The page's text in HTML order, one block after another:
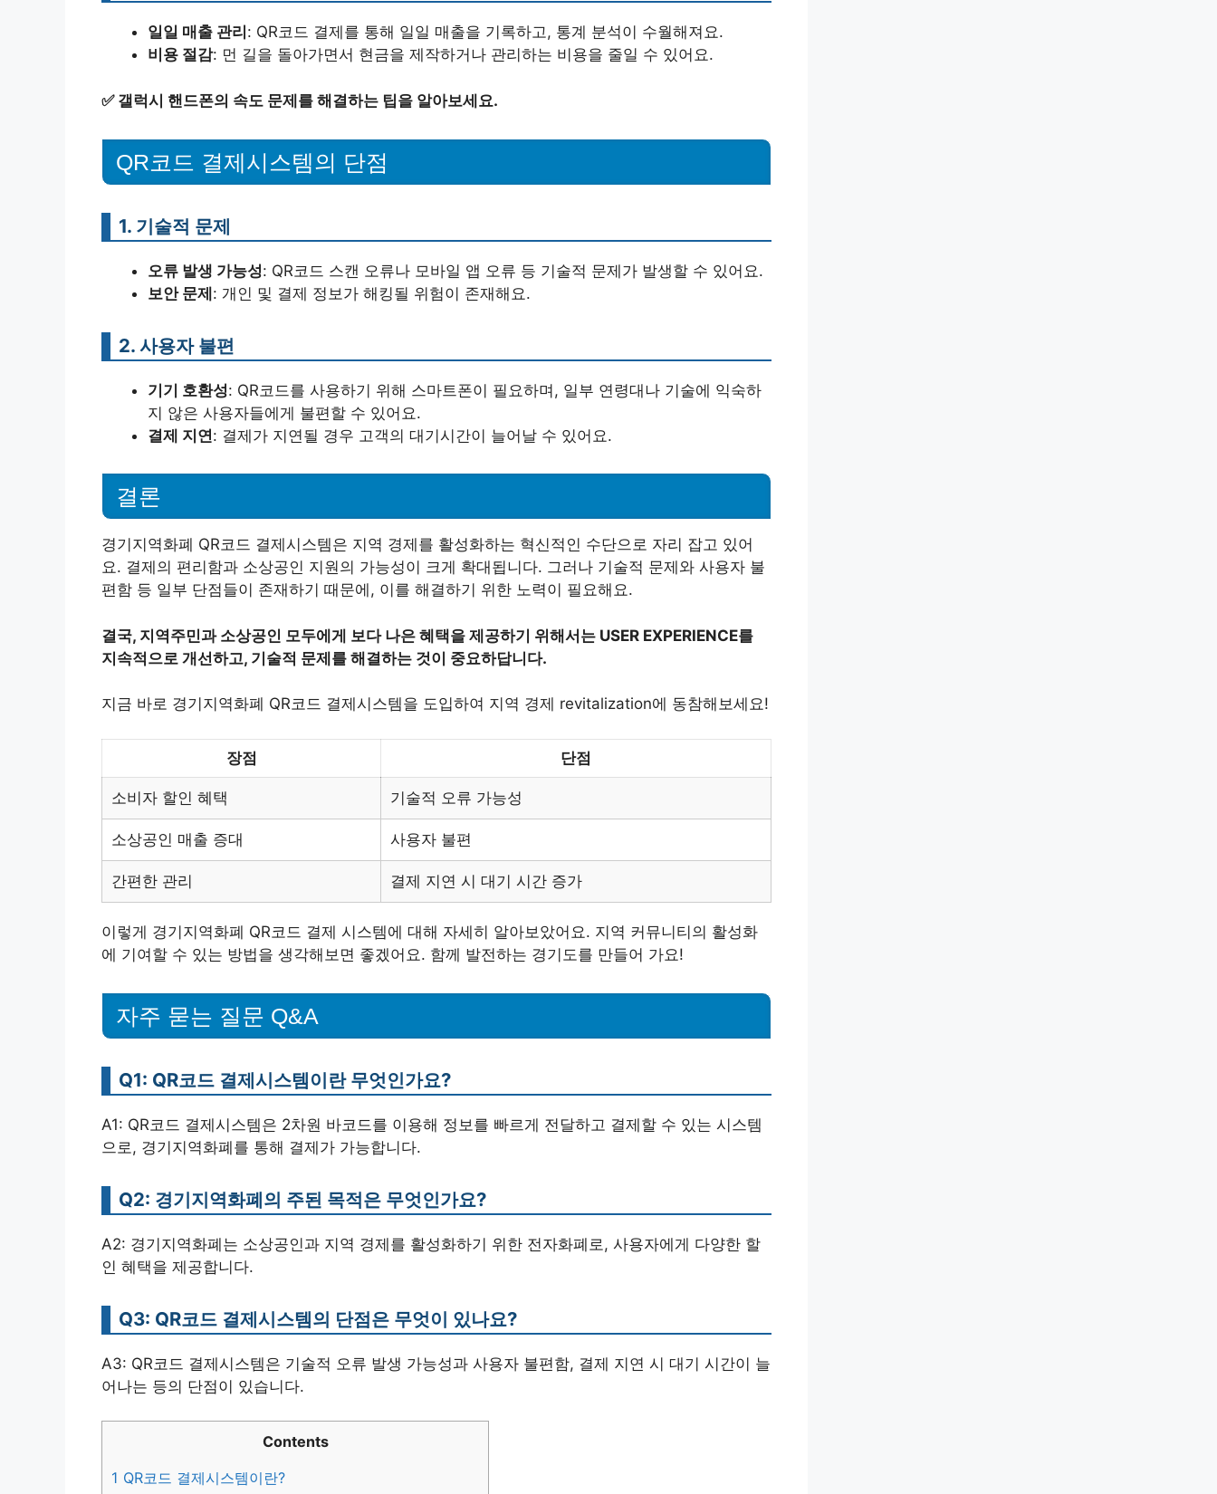
일일 매출 관리 : QR코드 결제를 통해 일일 매출을 기록하고, 통계 분석이 수월해져요.
비용 절감: 먼 길을 돌아가면서 현금을 제작하거나 관리하는 비용을 줄일 수 있어요.
✅ 갤럭시 핸드폰의 속도 문제를 해결하는 팁을 알아보세요.
QR코드 결제시스템의 단점
1. 기술적 문제
오류 발생 가능성: QR코드 스캔 오류나 모바일 앱 오류 등 기술적 문제가 발생할 수 있어요.
보안 문제: 개인 및 결제 정보가 해킹될 위험이 존재해요.
2. 사용자 불편
기기 호환성: QR코드를 사용하기 위해 스마트폰이 필요하며, 일부 연령대나 기술에 익숙하
지 않은 사용자들에게 불편할 수 있어요.
결제 지연: 결제가 지연될 경우 고객의 대기시간이 늘어날 수 있어요.
결론
경기지역화폐 QR코드 결제시스템은 지역 경제를 활성화하는 혁신적인 수단으로 자리 잡고 있어
요. 결제의 편리함과 소상공인 지원의 가능성이 크게 확대됩니다. 그러나 기술적 문제와 사용자 불
편함 등 일부 단점들이 존재하기 때문에, 이를 해결하기 위한 노력이 필요해요.
결국, 지역주민과 소상공인 모두에게 보다 나은 혜택을 제공하기 위해서는 USER EXPERIENCE를
지속적으로 개선하고, 기술적 문제를 해결하는 것이 중요하답니다.
지금 바로 경기지역화폐 QR코드 결제시스템을 도입하여 지역 경제 revitalization에 동참해보세요!
장점 단점
소비자 할인 혜택 기술적 오류 가능성
소상공인 매출 증대 사용자 불편
간편한 관리 결제 지연 시 대기 시간 증가
이렇게 경기지역화폐 QR코드 결제 시스템에 대해 자세히 알아보았어요. 지역 커뮤니티의 활성화
에 기여할 수 있는 방법을 생각해보면 좋겠어요. 함께 발전하는 경기도를 만들어 가요!
자주 묻는 질문 Q&A
Q1: QR코드 결제시스템이란 무엇인가요?
A1: QR코드 결제시스템은 2차원 바코드를 이용해 정보를 빠르게 전달하고 결제할 수 있는 시스템
으로, 경기지역화폐를 통해 결제가 가능합니다.
Q2: 경기지역화폐의 주된 목적은 무엇인가요?
A2: 경기지역화폐는 소상공인과 지역 경제를 활성화하기 위한 전자화폐로, 사용자에게 다양한 할
인 혜택을 제공합니다.
Q3: QR코드 결제시스템의 단점은 무엇이 있나요?
A3: QR코드 결제시스템은 기술적 오류 발생 가능성과 사용자 불편함, 결제 지연 시 대기 시간이 늘
어나는 등의 단점이 있습니다.
Contents
1 QR코드 결제시스템이란?